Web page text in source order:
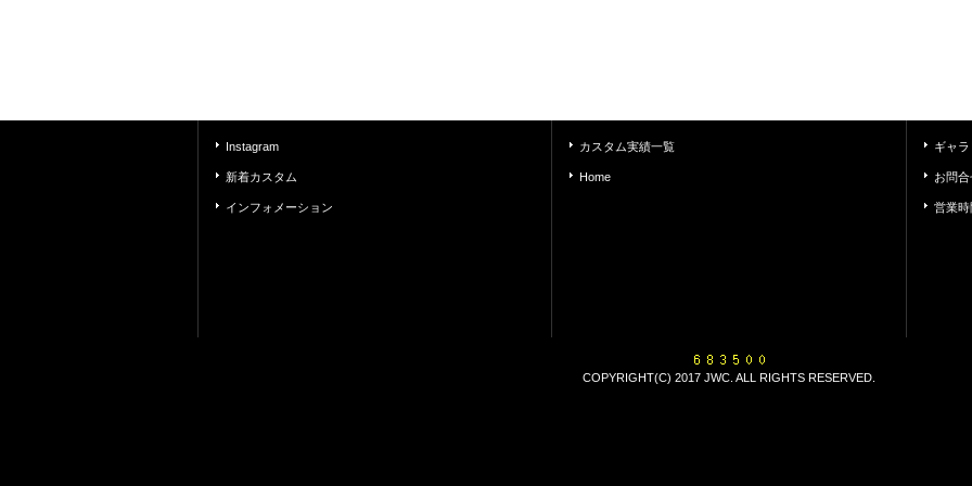
Instagram
新着カスタム
インフォメーション
カスタム実績一覧
Home
ギャラ
お問合
営業時
COPYRIGHT(C) 2017 JWC. ALL RIGHTS RESERVED.